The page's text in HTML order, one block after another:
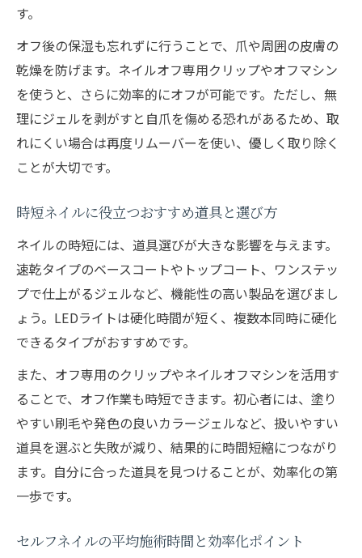
す。
オフ後の保湿も忘れずに行うことで、爪や周囲の皮膚の
乾燥を防げます。ネイルオフ専用クリップやオフマシン
を使うと、さらに効率的にオフが可能です。ただし、無
理にジェルを剥がすと自爪を傷める恐れがあるため、取
れにくい場合は再度リムーバーを使い、優しく取り除く
ことが大切です。
時短ネイルに役立つおすすめ道具と選び方
ネイルの時短には、道具選びが大きな影響を与えます。
速乾タイプのベースコートやトップコート、ワンステッ
プで仕上がるジェルなど、機能性の高い製品を選びまし
ょう。LEDライトは硬化時間が短く、複数本同時に硬化
できるタイプがおすすめです。
また、オフ専用のクリップやネイルオフマシンを活用す
ることで、オフ作業も時短できます。初心者には、塗り
やすい刷毛や発色の良いカラージェルなど、扱いやすい
道具を選ぶと失敗が減り、結果的に時間短縮につながり
ます。自分に合った道具を見つけることが、効率化の第
一歩です。
セルフネイルの平均施術時間と効率化ポイント